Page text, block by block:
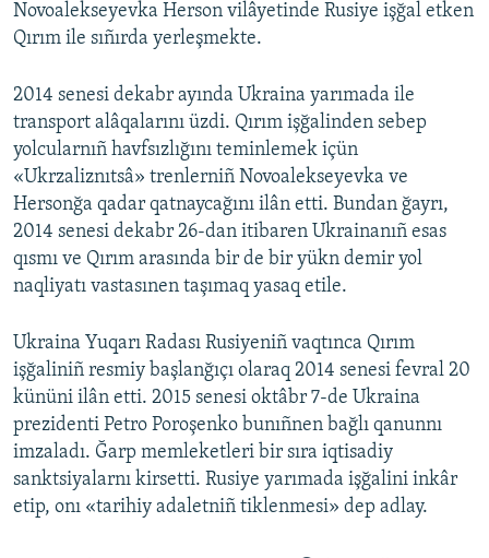
Novoalekseyevka Herson vilâyetinde Rusiye işğal etken
Qırım ile sıñırda yerleşmekte.
2014 senesi dekabr ayında Ukraina yarımada ile
transport alâqalarını üzdi. Qırım işğalinden sebep
yolcularnıñ havfsızlığını teminlemek içün
«Ukrzaliznıtsâ» trenlerniñ Novoalekseyevka ve
Hersonğa qadar qatnaycağını ilân etti. Bundan ğayrı,
2014 senesi dekabr 26-dan itibaren Ukrainanıñ esas
qısmı ve Qırım arasında bir de bir yükn demir yol
naqliyatı vastasınen taşımaq yasaq etile.
Ukraina Yuqarı Radası Rusiyeniñ vaqtınca Qırım
işğaliniñ resmiy başlanğıçı olaraq 2014 senesi fevral 20
kününi ilân etti. 2015 senesi oktâbr 7-de Ukraina
prezidenti Petro Poroşenko bunıñnen bağlı qanunnı
imzaladı. Ğarp memleketleri bir sıra iqtisadiy
sanktsiyalarnı kirsetti. Rusiye yarımada işğalini inkâr
etip, onı «tarihiy adaletniñ tiklenmesi» dep adlay.